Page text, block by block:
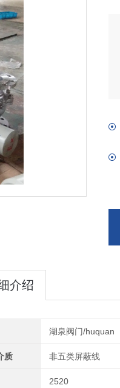
介绍
湖泉阀门/huquan
质 非五类屏蔽线
2520